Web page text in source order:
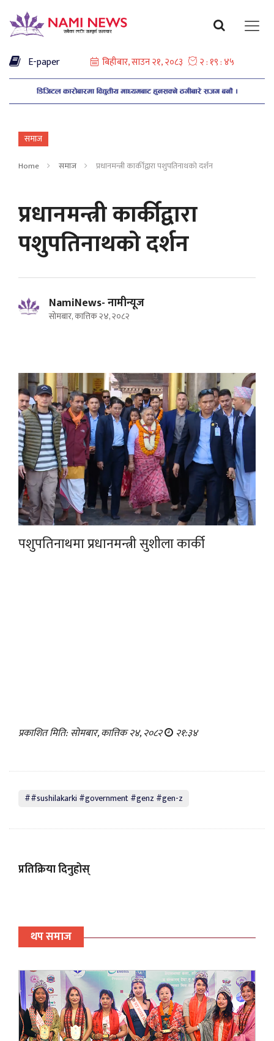
E-paper
समाज
Home समाज प्रधानमन्त्री कार्कीद्वारा पशुपतिनाथकाे दर्शन
प्रधानमन्त्री कार्कीद्वारा
पशुपतिनाथकाे दर्शन
NamiNews- नामीन्यूज
सोमबार, कात्तिक २४, २०८२
पशुपतिनाथमा प्रधानमन्त्री सुशीला कार्की
प्रकाशित मिति: सोमबार, कात्तिक २४, २०८२ २१:३४
##sushilakarki #government #genz #gen-z
प्रतिक्रिया दिनुहोस्
थप समाज